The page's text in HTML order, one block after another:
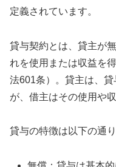
定義されています。
貸与契約とは、貸主が
れを使用または収益を
法601条）。貸主は、
が、借主はその使用や
貸与の特徴は以下の通り